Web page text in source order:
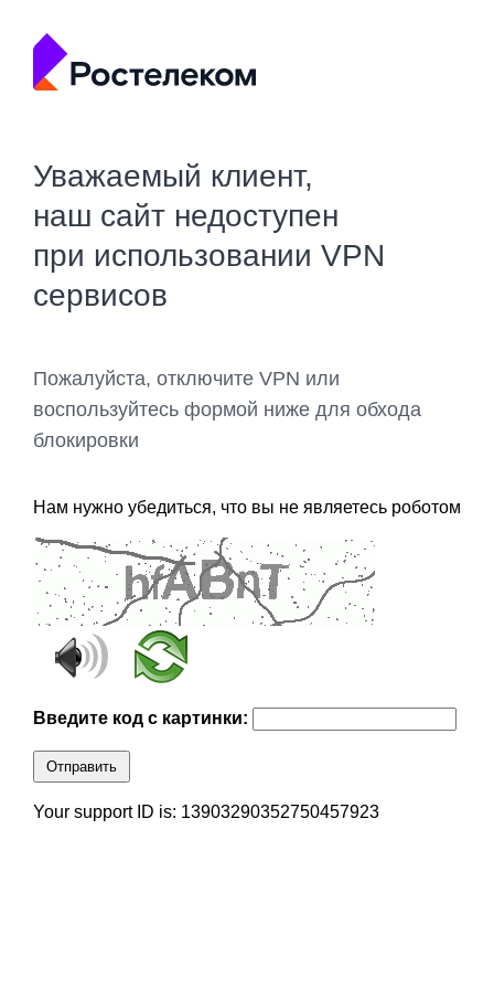
Уважаемый клиент,
наш сайт недоступен
при использовании VPN
сервисов
Пожалуйста, отключите VPN или
воспользуйтесь формой ниже для обхода
блокировки
Нам нужно убедиться, что вы не являетесь роботом
Введите код с картинки:
Отправить
Your support ID is: 13903290352750457923